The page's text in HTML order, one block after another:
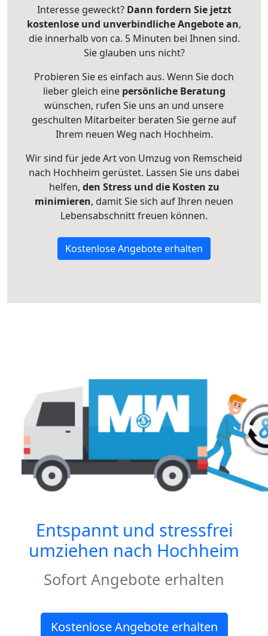
Interesse geweckt? Dann fordern Sie jetzt
kostenlose und unverbindliche Angebote an,
die innerhalb von ca. 5 Minuten bei Ihnen sind.
Sie glauben uns nicht?
Probieren Sie es einfach aus. Wenn Sie doch
lieber gleich eine persönliche Beratung
wünschen, rufen Sie uns an und unsere
geschulten Mitarbeiter beraten Sie gerne auf
Ihrem neuen Weg nach Hochheim.
Wir sind für jede Art von Umzug von Remscheid
nach Hochheim gerüstet. Lassen Sie uns dabei
helfen, den Stress und die Kosten zu
minimieren, damit Sie sich auf Ihren neuen
Lebensabschnitt freuen können.
Kostenlose Angebote erhalten
Entspannt und stressfrei
umziehen nach Hochheim
Sofort Angebote erhalten
Kostenlose Angebote erhalten